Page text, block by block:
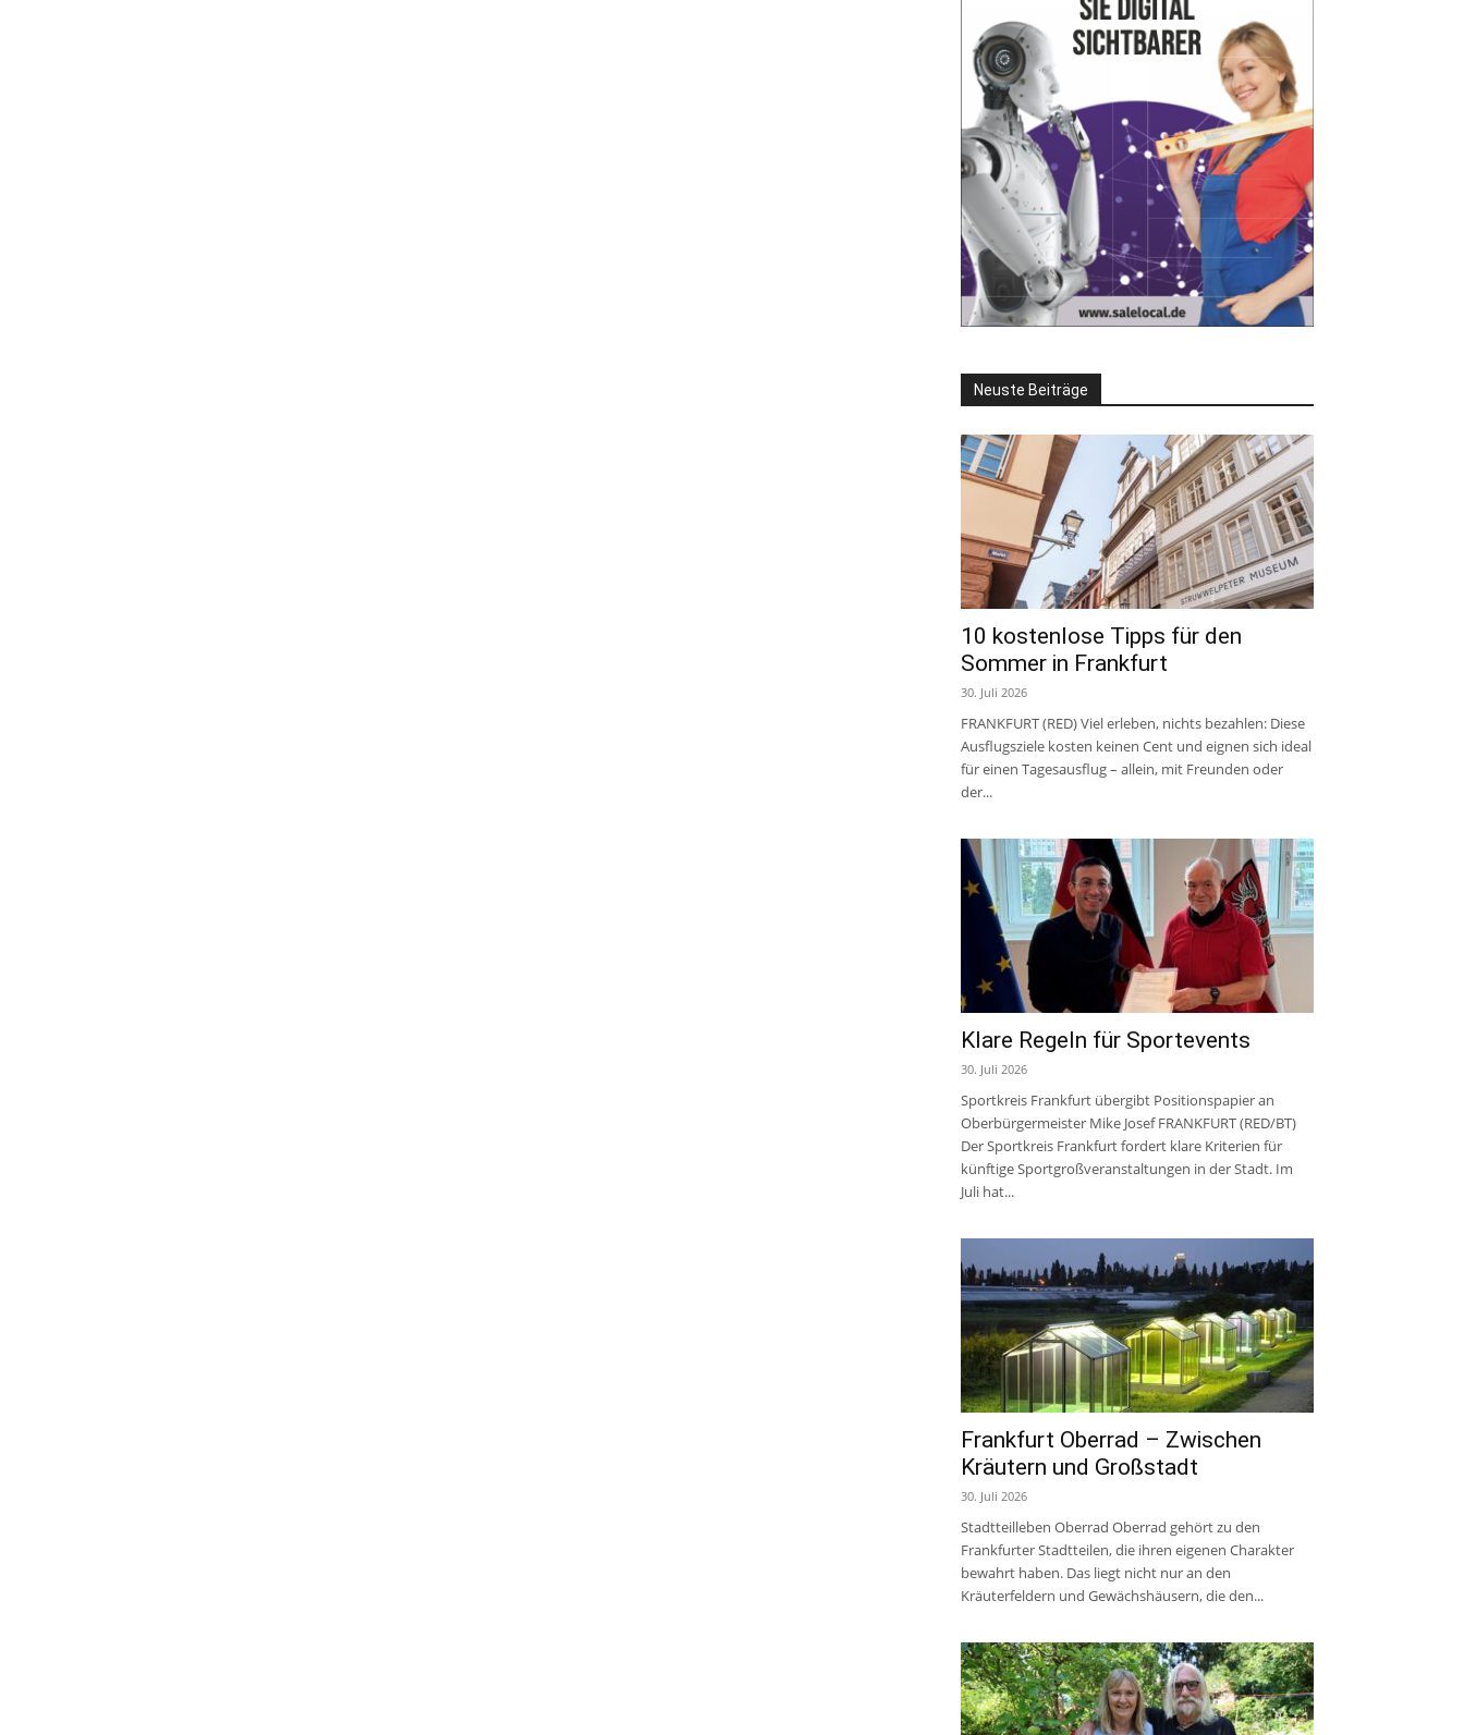
Neuste Beiträge
10 kostenlose Tipps für den
Sommer in Frankfurt
30. Juli 2026
FRANKFURT (RED) Viel erleben, nichts bezahlen: Diese
Ausflugsziele kosten keinen Cent und eignen sich ideal
für einen Tagesausflug – allein, mit Freunden oder
der...
Klare Regeln für Sportevents
30. Juli 2026
Sportkreis Frankfurt übergibt Positionspapier an
Oberbürgermeister Mike Josef FRANKFURT (RED/BT)
Der Sportkreis Frankfurt fordert klare Kriterien für
künftige Sportgroßveranstaltungen in der Stadt. Im
Juli hat...
Frankfurt Oberrad – Zwischen
Kräutern und Großstadt
30. Juli 2026
Stadtteilleben Oberrad Oberrad gehört zu den
Frankfurter Stadtteilen, die ihren eigenen Charakter
bewahrt haben. Das liegt nicht nur an den
Kräuterfeldern und Gewächshäusern, die den...